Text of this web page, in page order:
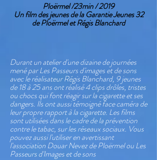
Ploërmel /23min / 2019
Un film des jeunes de la Garantie Jeunes 32
de Ploërmel et Régis Blanchard
Durant un atelier d'une dizaine de journées
mené par Les Passeurs d'images et de sons
avec le réalisateur Régis Blanchard, 9 jeunes
de 18 à 25 ans ont réalisé 4 clips drôles, tristes
ou chocs qui font réagir sur la cigarette et ses
dangers. Ils ont aussi témoigné face caméra de
leur propre rapport à la cigarette. Les films
sont utilisées dans le cadre de la prévention
contre le tabac, sur les réseaux sociaux. Vous
pouvez aussi l'utiliser en avertissant
l'association Douar Nevez de Ploërmel ou Les
Passeurs d'Images et de sons